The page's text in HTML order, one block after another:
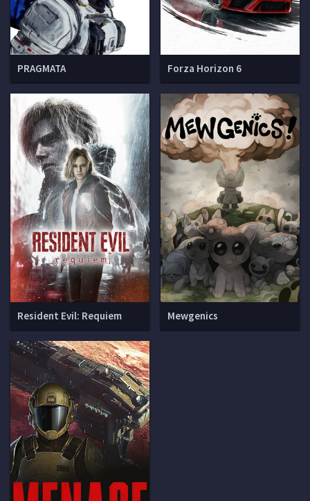
PRAGMATA Forza Horizon 6
Resident Evil: Requiem Mewgenics